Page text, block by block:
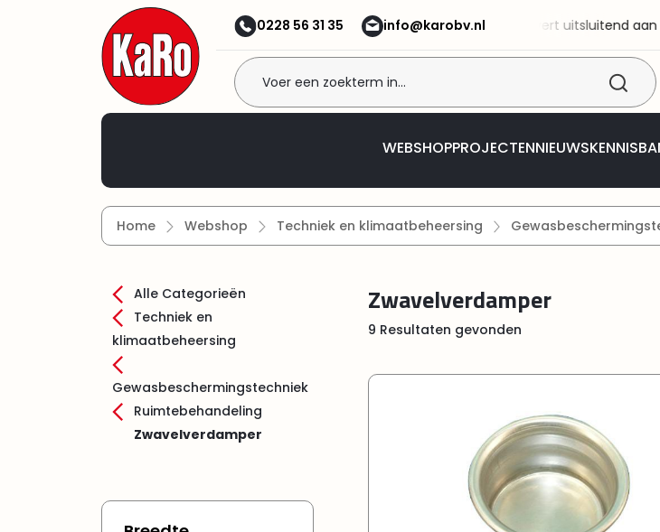
de hoofdinhoud
Ga naar de zoekopdracht
Ga naar de hoofdnavigatie 0228 56 31 35 info@karobv.nl
Welkom bij KaRo BV! KaRo BV levert uitsluitend aan
WEBSHOPPROJECTENNIEUWS
Home Webshop Techniek en klimaatbeheersing
Alle Categorieën
Techniek en
klimaatbeheersing
Gewasbeschermingstechniek
Ruimtebehandeling
Zwavelverdamper
Zwavelverdamper
9 Resultaten gevonden